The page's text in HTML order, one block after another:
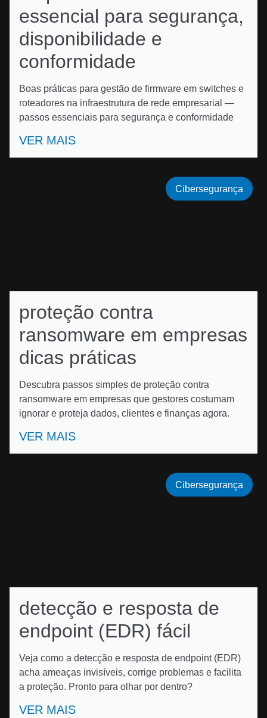
essencial para segurança,
disponibilidade e
conformidade
Boas práticas para gestão de firmware em switches e
roteadores na infraestrutura de rede empresarial —
passos essenciais para segurança e conformidade
VER MAIS
proteção contra
ransomware em empresas
dicas práticas
Descubra passos simples de proteção contra
ransomware em empresas que gestores costumam
ignorar e proteja dados, clientes e finanças agora.
VER MAIS
Cibersegurança
detecção e resposta de
endpoint (EDR) fácil
Veja como a detecção e resposta de endpoint (EDR)
acha ameaças invisíveis, corrige problemas e facilita
a proteção. Pronto para olhar por dentro?
VER MAIS
Cibersegurança